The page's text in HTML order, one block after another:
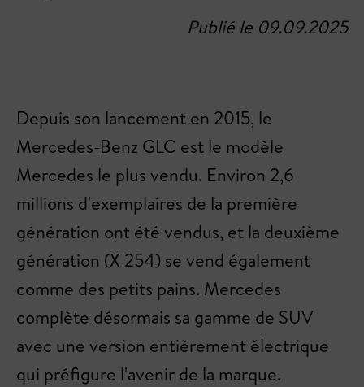
Publié le 09.09.2025
Depuis son lancement en 2015, le
Mercedes-Benz GLC est le modèle
Mercedes le plus vendu. Environ 2,6
millions d'exemplaires de la première
génération ont été vendus, et la deuxième
génération (X 254) se vend également
comme des petits pains. Mercedes
complète désormais sa gamme de SUV
avec une version entièrement électrique
qui préfigure l'avenir de la marque.